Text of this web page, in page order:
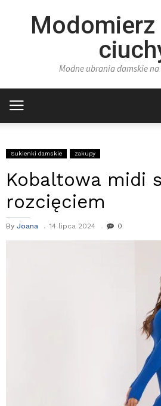
Modne ubrania damskie
Sukienki damskie zakupy
Kobaltowa midi
rozcięciem
By Joana 14 lipca 2024 0